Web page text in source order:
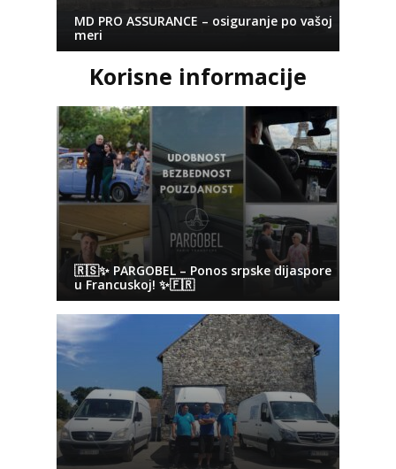
MD PRO ASSURANCE – osiguranje po vašoj
meri
Korisne informacije
🇷🇸✨ PARGOBEL – Ponos srpske dijaspore
u Francuskoj! ✨🇫🇷